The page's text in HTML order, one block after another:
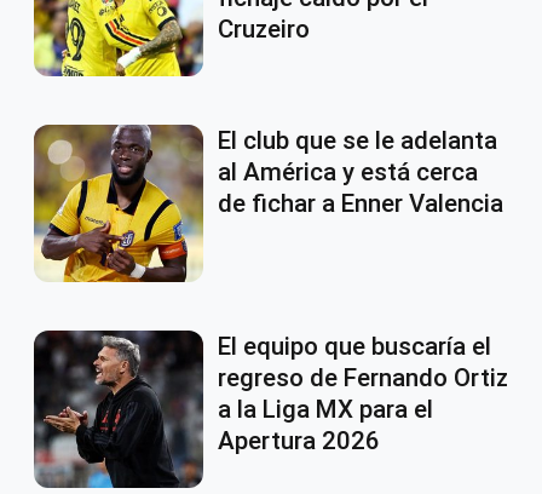
Cruzeiro
El club que se le adelanta
al América y está cerca
de fichar a Enner Valencia
El equipo que buscaría el
regreso de Fernando Ortiz
a la Liga MX para el
Apertura 2026